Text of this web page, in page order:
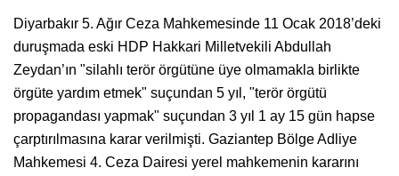
Diyarbakır 5. Ağır Ceza Mahkemesinde 11 Ocak 2018’deki
duruşmada eski HDP Hakkari Milletvekili Abdullah
Zeydan’ın "silahlı terör örgütüne üye olmamakla birlikte
örgüte yardım etmek" suçundan 5 yıl, "terör örgütü
propagandası yapmak" suçundan 3 yıl 1 ay 15 gün hapse
çarptırılmasına karar verilmişti. Gaziantep Bölge Adliye
Mahkemesi 4. Ceza Dairesi yerel mahkemenin kararını